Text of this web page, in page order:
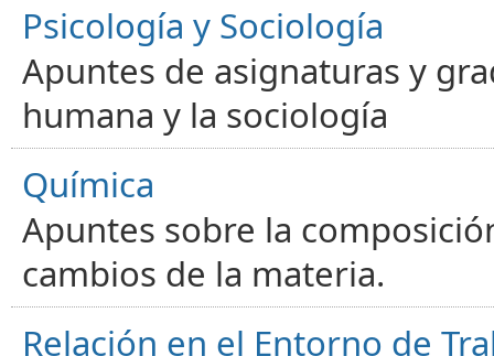
Psicología y Sociología
Apuntes de asignaturas y
humana y la sociología
Química
Apuntes sobre la
cambios de la materia.
Relación en el Entorno de